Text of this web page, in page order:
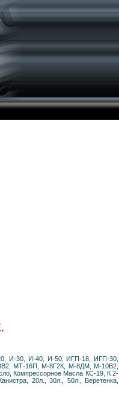
И-30, И-40, И-50, ИГП-18, ИГП-30,
МТ-16П, М-8Г2К, М-8ДМ, М-10В2,
Компрессорное Масла КС-19, К 2-
20л., 30л., 50л., Веретенка,